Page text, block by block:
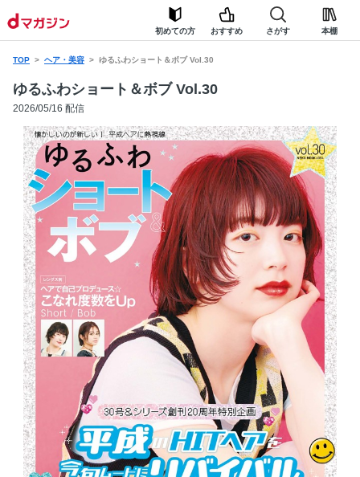
初めての方 おすすめ さがす 本棚
TOP ヘア・美容 ゆるふわショート＆ボブ Vol.30
ゆるふわショート＆ボブ Vol.30
2026/05/16 配信